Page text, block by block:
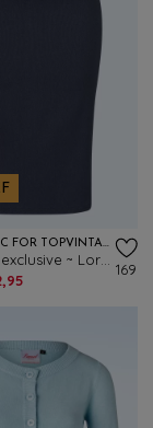
VINTAGE CHIC FOR TOPVINTAGE
169